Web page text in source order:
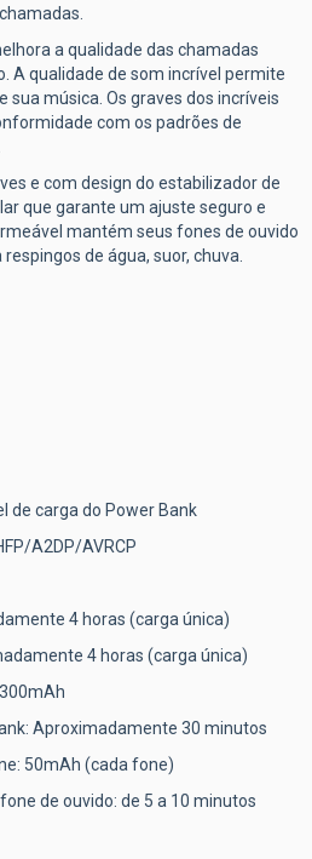
a qualidade das chamadas
A qualidade de som incrível permite
sua música. Os graves dos incríveis
com os padrões de
e com design do estabilizador de
que garante um ajuste seguro e
mantém seus fones de ouvido
de água, suor, chuva.
de carga do Power Bank
A2DP/AVRCP
4 horas (carga única)
4 horas (carga única)
Aproximadamente 30 minutos
50mAh (cada fone)
de ouvido: de 5 a 10 minutos